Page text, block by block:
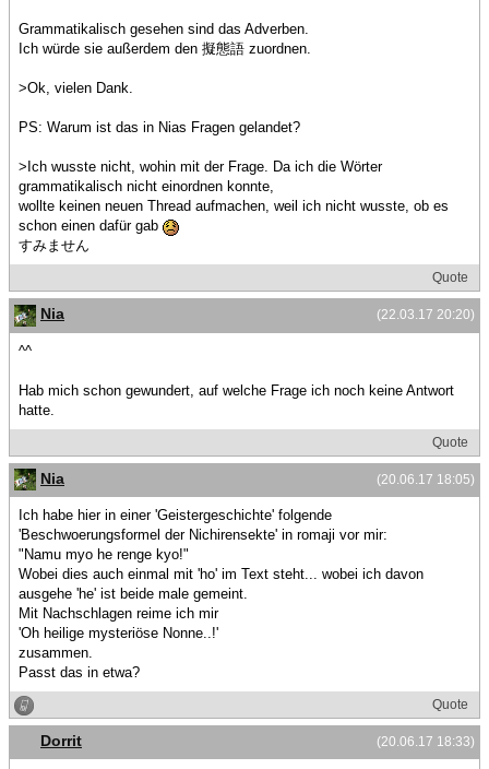
Grammatikalisch gesehen sind das Adverben.
Ich würde sie außerdem den 擬態語 zuordnen.
>Ok, vielen Dank.
PS: Warum ist das in Nias Fragen gelandet?
>Ich wusste nicht, wohin mit der Frage. Da ich die Wörter
grammatikalisch nicht einordnen konnte,
wollte keinen neuen Thread aufmachen, weil ich nicht wusste, ob es
schon einen dafür gab
すみません
Quote
(22.03.17 20:20)
Nia
^^
Hab mich schon gewundert, auf welche Frage ich noch keine Antwort
hatte.
Quote
(20.06.17 18:05)
Nia
Ich habe hier in einer 'Geistergeschichte' folgende
'Beschwoerungsformel der Nichirensekte' in romaji vor mir:
"Namu myo he renge kyo!"
Wobei dies auch einmal mit 'ho' im Text steht... wobei ich davon
ausgehe 'he' ist beide male gemeint.
Mit Nachschlagen reime ich mir
'Oh heilige mysteriöse Nonne..!'
zusammen.
Passt das in etwa?
Quote
(20.06.17 18:33)
Dorrit